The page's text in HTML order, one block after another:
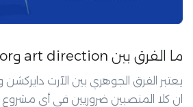
ما الفرق بين art direction وcreative director
يعتبر الفرق الجوهري بين الآرت دايركشن
ان كلا المنصبين ضروريين في أي مشروع